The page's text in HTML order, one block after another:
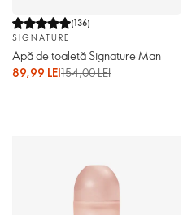
(136)
SIGNATURE
Apă de toaletă Signature Man
89,99 LEI154,00 LEI